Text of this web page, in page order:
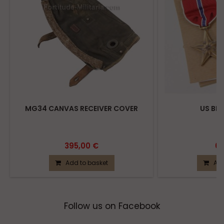
MG34 CANVAS RECEIVER COVER
395,00 €
Add to basket
US
Follow us on Facebook